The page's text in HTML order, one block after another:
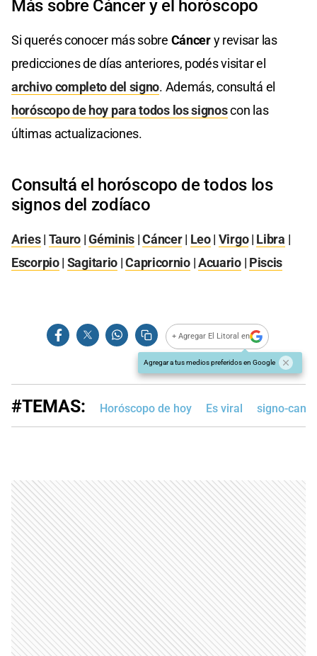
Más sobre Cáncer y el horóscopo
Si querés conocer más sobre Cáncery revisar las
predicciones de días anteriores, podés visitar el
archivo completo del signo. Además, consultá el
horóscopo de hoy para todos los signoscon las
últimas actualizaciones.
Consultá el horóscopo de todos los
signos del zodíaco
Aries| Tauro |Géminis |Cáncer| Leo| Virgo| Libra |
Escorpio| Sagitario |Capricornio|Acuario| Piscis
+ Agregar El Litoral en
Agregar a tus medios preferidos en Google
#TEMAS: Horóscopo de hoy Es viral signo-